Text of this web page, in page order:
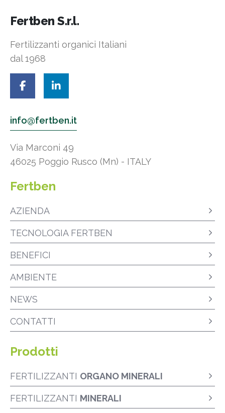
Fertben S.r.l.
Fertilizzanti organici Italiani
dal 1968
info@fertben.it
Via Marconi 49
46025 Poggio Rusco (Mn) - ITALY
Fertben
AZIENDA
TECNOLOGIA FERTBEN
BENEFICI
AMBIENTE
NEWS
CONTATTI
Prodotti
FERTILIZZANTI ORGANO MINERALI
FERTILIZZANTI MINERALI